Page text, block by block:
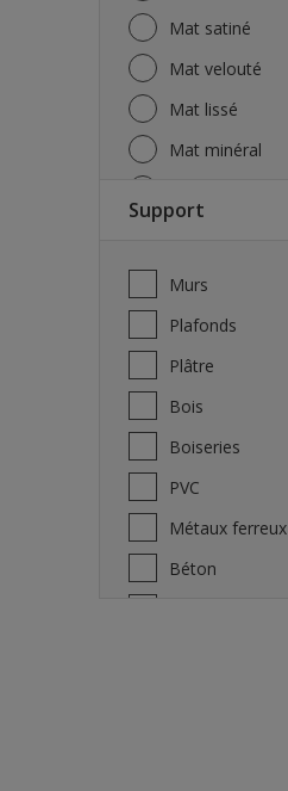
Mat satiné
Mat velouté
Mat lissé
Mat minéral
Support
Murs
Plafonds
Plâtre
Bois
Boiseries
PVC
Métaux ferreux
Béton